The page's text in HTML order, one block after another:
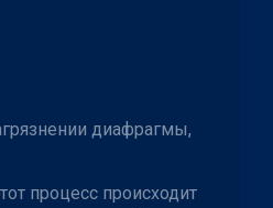
диафрагмы,
процесс происходит